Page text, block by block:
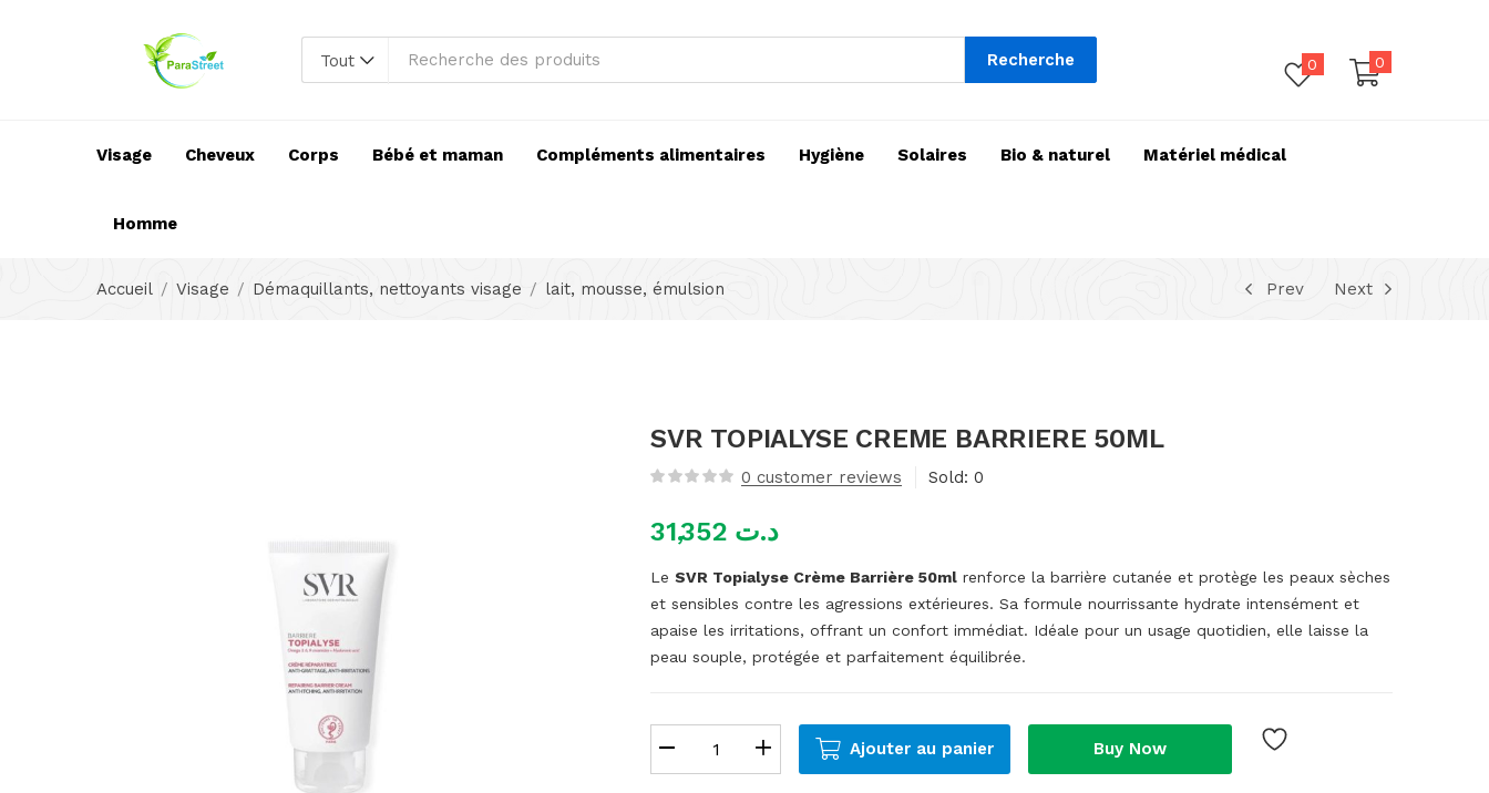
Tout Recherche 0 0
Visage Cheveux Corps Bébé et maman Compléments alimentaires Hygiène Solaires Bio & naturel Matériel médical
Homme
Accueil Visage Démaquillants, nettoyants visage lait, mousse, émulsion Prev Next
SVR TOPIALYSE CREME BARRIERE 50ML
0 customer reviews Sold: 0
د.ت
Le SVR Topialyse Crème Barrière 50ml renforce la barrière cutanée et protège les peaux sèches
et sensibles contre les agressions extérieures. Sa formule nourrissante hydrate intensément et
apaise les irritations, offrant un confort immédiat. Idéale pour un usage quotidien, elle laisse la
peau souple, protégée et parfaitement équilibrée.
Ajouter au panier Buy Now